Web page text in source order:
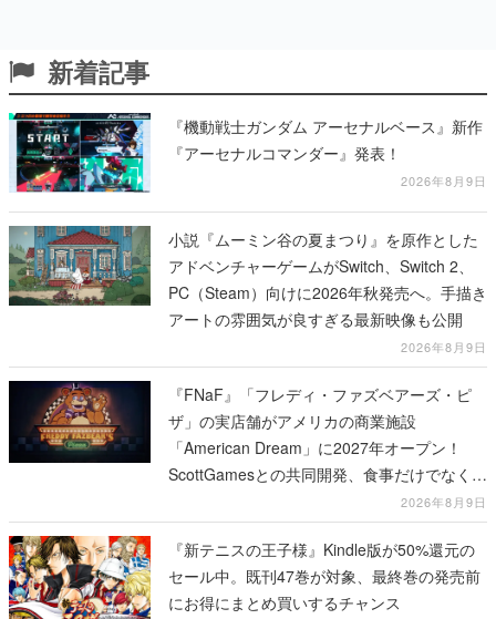
新着記事
『機動戦士ガンダム アーセナルベース』新作
『アーセナルコマンダー』発表！
2026年8月9日
小説『ムーミン谷の夏まつり』を原作とした
アドベンチャーゲームがSwitch、Switch 2、
PC（Steam）向けに2026年秋発売へ。手描き
アートの雰囲気が良すぎる最新映像も公開
2026年8月9日
『FNaF』「フレディ・ファズベアーズ・ピ
ザ」の実店舗がアメリカの商業施設
「American Dream」に2027年オープン！
ScottGamesとの共同開発、食事だけでなくス
テージショーや没入型のホラー体験も楽しめ
る
2026年8月9日
『新テニスの王子様』Kindle版が50%還元の
セール中。既刊47巻が対象、最終巻の発売前
にお得にまとめ買いするチャンス